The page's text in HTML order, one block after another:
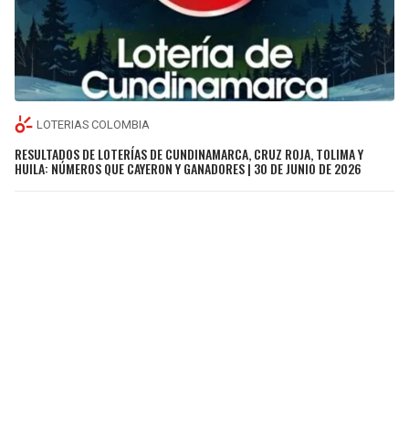
LOTERIAS COLOMBIA
RESULTADOS DE LOTERÍAS DE CUNDINAMARCA, CRUZ ROJA, TOLIMA Y
HUILA: NÚMEROS QUE CAYERON Y GANADORES | 30 DE JUNIO DE 2026